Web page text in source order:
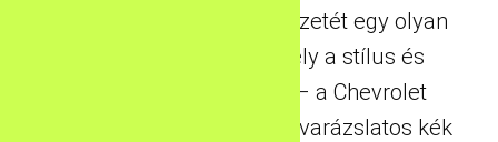
Önnek az autózás művészetét egy olyan
ikonikus járművel, amely a stílus és
sebesség szinonimája – a Chevrolet
Camaro-t, amely ebben a varázslatos kék